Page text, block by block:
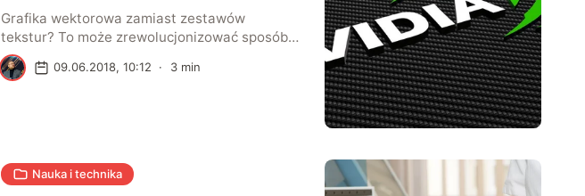
Grafika wektorowa zamiast zestawów
tekstur? To może zrewolucjonizować sposób,
w jaki wyświetla się grafikę w grach.
K 09.06.2018, 10:12 · 3min
Nauka i technika